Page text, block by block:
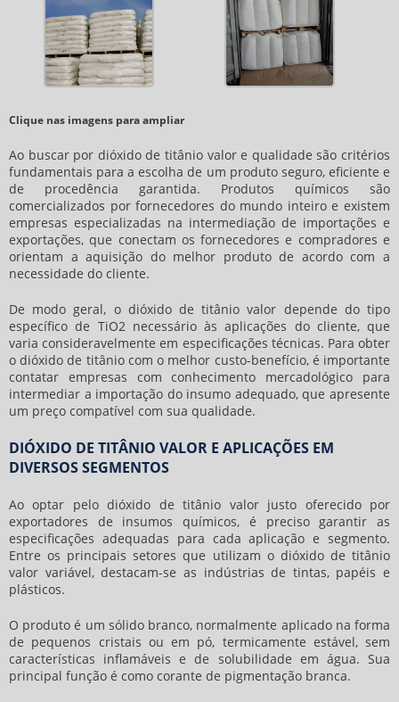
Clique nas imagens para ampliar
Ao buscar por dióxido de titânio valore qualidade são critérios
fundamentais para a escolha de um produto seguro, eficiente e
de procedência garantida. Produtos químicos são
comercializados por fornecedores do mundo inteiro e existem
empresas especializadas na intermediação de importações e
exportações, que conectam os fornecedores e compradores e
orientam a aquisição do melhor produto de acordo com a
necessidade do cliente.
De modo geral, o dióxido de titânio valor depende do tipo
específico de TiO2 necessário às aplicações do cliente, que
varia consideravelmente em especificações técnicas. Para obter
o dióxido de titânio com o melhor custo-benefício, é importante
contatar empresas com conhecimento mercadológico para
intermediar a importação do insumo adequado, que apresente
um preço compatível com sua qualidade.
DIÓXIDO DE TITÂNIO VALOR E APLICAÇÕES EM
DIVERSOS SEGMENTOS
Ao optar pelodióxido de titânio valorjusto oferecido por
exportadores de insumos químicos, é preciso garantir as
especificações adequadas para cada aplicação e segmento.
Entre os principais setores que utilizam o dióxido de titânio
valor variável, destacam-se as indústrias de tintas, papéis e
plásticos.
O produto é um sólido branco, normalmente aplicado na forma
de pequenos cristais ou em pó, termicamente estável, sem
características inflamáveis e de solubilidade em água. Sua
principal função é como corante de pigmentação branca.